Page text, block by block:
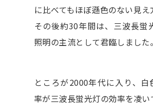
に比べてもほぼ遜色のない見え
その後約30年間は、三波長蛍
照明の主流として君臨しました。
ところが2000年代に入り、白
率が三波長蛍光灯の効率を凌い